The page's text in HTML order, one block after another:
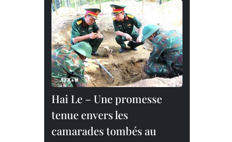
Hai Le – Une promesse
tenue envers les
camarades tombés au